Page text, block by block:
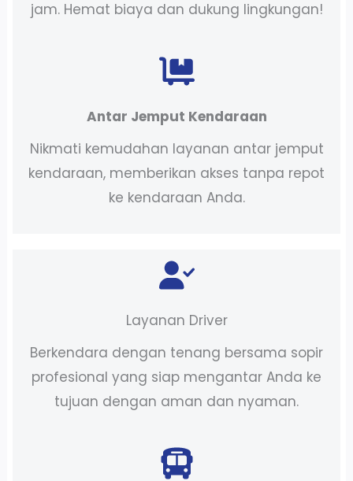
jam. Hemat biaya dan dukung lingkungan!
Antar Jemput Kendaraan
Nikmati kemudahan layanan antar jemput
kendaraan, memberikan akses tanpa repot
ke kendaraan Anda.
Layanan Driver
Berkendara dengan tenang bersama sopir
profesional yang siap mengantar Anda ke
tujuan dengan aman dan nyaman.